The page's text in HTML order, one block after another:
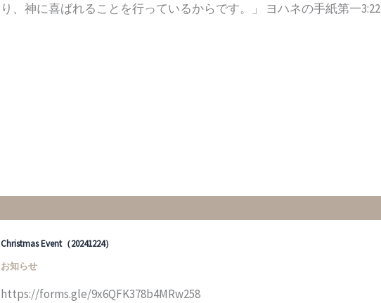
り、神に喜ばれることを行っているからです。」 ヨハネの手紙第一3:22
Christmas Event（20241224）
お知らせ
https://forms.gle/9x6QFK378b4MRw258